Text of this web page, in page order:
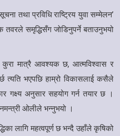
तथा प्रविधि राष्ट्रिय युवा सम्मेलन’
तवरले समृद्धिसँग जोडिनुपर्ने बताउनुभयो
मात्रै आवश्यक छ, आत्मविश्वास र
त्यति भएपछि हाम्रो विकासलाई कसैले
गक्ष्य अनुसार सहयोग गर्न तयार छ ।
ओलीले भन्नुभयो ।
लागि महत्वपूर्ण छ भन्दै उहाँले कृषिको